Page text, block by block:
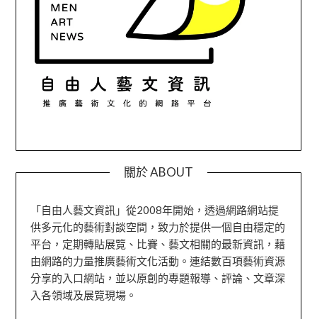
關於 ABOUT
「自由人藝文資訊」從2008年開始，透過網路網站提
供多元化的藝術對談空間，致力於提供一個自由穩定的
平台，定期轉貼展覽、比賽、藝文相關的最新資訊，藉
由網路的力量推廣藝術文化活動。連結數百項藝術資源
分享的入口網站，並以原創的專題報導、評論、文章深
入各領域及展覽現場。